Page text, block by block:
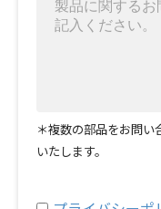
＊複数の部品をお問
いたします。